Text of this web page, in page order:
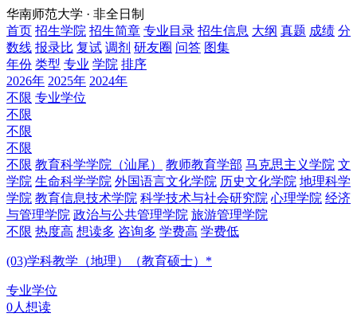
华南师范大学 · 非全日制
首页 招生学院 招生简章 专业目录 招生信息 大纲 真题 成绩 分
数线 报录比 复试 调剂 研友圈 问答 图集
年份 类型 专业 学院 排序
2026年 2025年 2024年
不限 专业学位
不限
不限
不限
不限 教育科学学院（汕尾） 教师教育学部 马克思主义学院 文
学院 生命科学学院 外国语言文化学院 历史文化学院 地理科学
学院 教育信息技术学院 科学技术与社会研究院 心理学院 经济
与管理学院 政治与公共管理学院 旅游管理学院
不限 热度高 想读多 咨询多 学费高 学费低
(03)学科教学（地理）（教育硕士）*
专业学位
0人想读